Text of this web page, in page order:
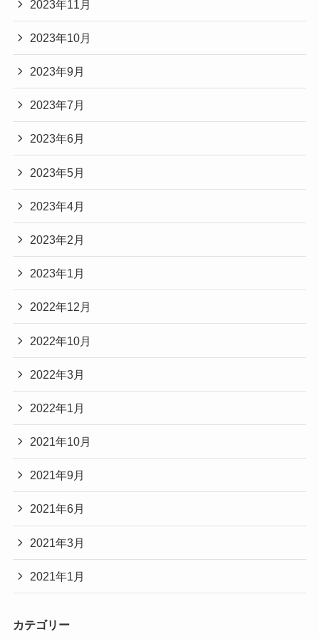
2023年11月
2023年10月
2023年9月
2023年7月
2023年6月
2023年5月
2023年4月
2023年2月
2023年1月
2022年12月
2022年10月
2022年3月
2022年1月
2021年10月
2021年9月
2021年6月
2021年3月
2021年1月
カテゴリー